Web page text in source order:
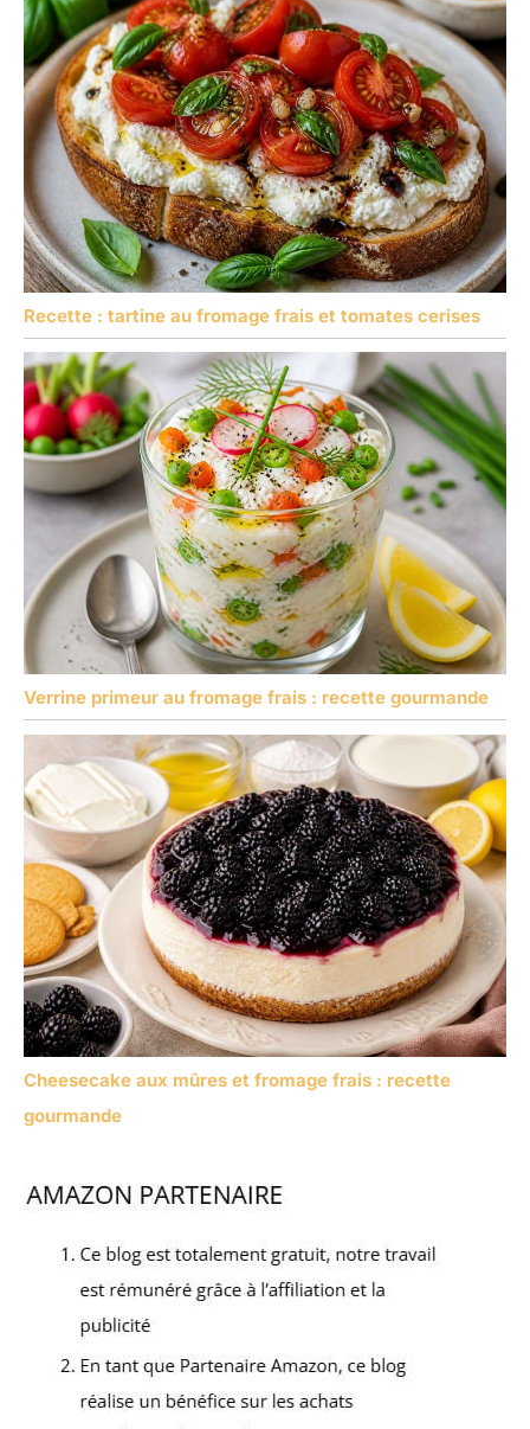
Recette : tartine au fromage frais et tomates cerises
Verrine primeur au fromage frais : recette gourmande
Cheesecake aux mûres et fromage frais : recette
gourmande